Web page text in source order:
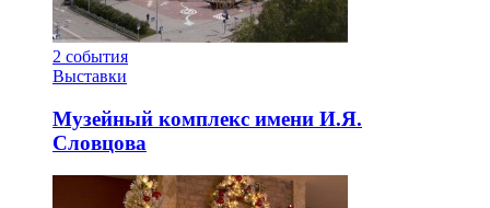
2 события
Выставки
Музейный комплекс имени И.Я.
Словцова